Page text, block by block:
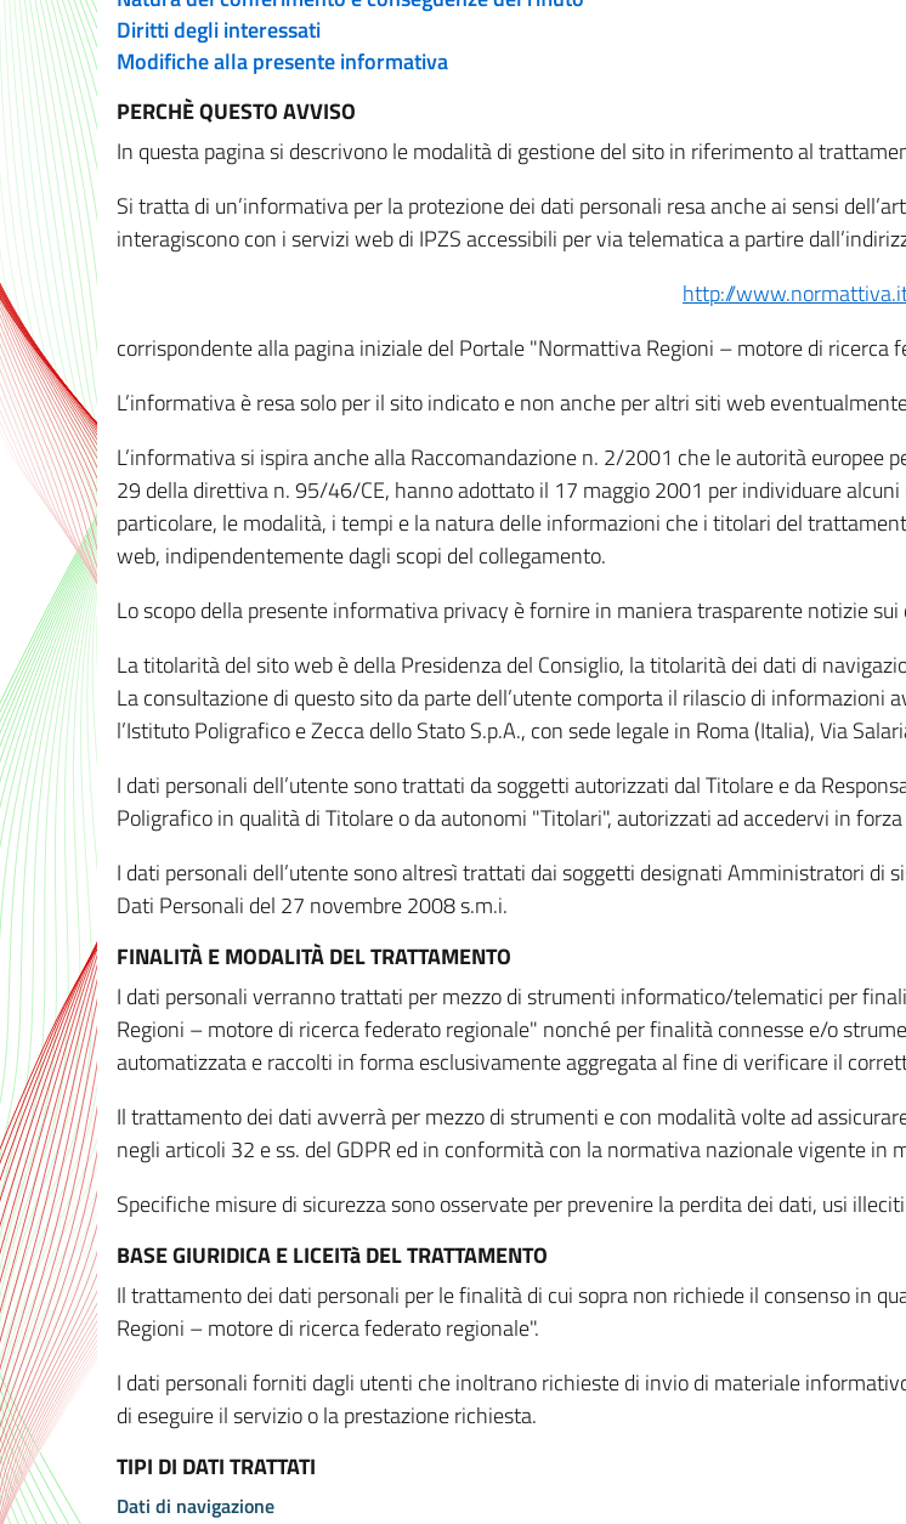
Diritti degli interessati
Modifiche alla presente informativa
PERCHÈ QUESTO AVVISO
In questa pagina si descrivono le modalità di gestione del sito in riferimento al
Si tratta di un’informativa per la protezione dei dati personali resa anche ai sensi
interagiscono con i servizi web di IPZS accessibili per via telematica a partire
http://
corrispondente alla pagina iniziale del Portale "Normattiva Regioni – motore di ricerca
L’informativa è resa solo per il sito indicato e non anche per altri siti web
L’informativa si ispira anche alla Raccomandazione n. 2/2001 che le autorità europee
29 della direttiva n. 95/46/CE, hanno adottato il 17 maggio 2001 per individuare
particolare, le modalità, i tempi e la natura delle informazioni che i titolari del
web, indipendentemente dagli scopi del collegamento.
Lo scopo della presente informativa privacy è fornire in maniera trasparente notizie
La titolarità del sito web è della Presidenza del Consiglio, la titolarità dei dati di
La consultazione di questo sito da parte dell’utente comporta il rilascio di
l’Istituto Poligrafico e Zecca dello Stato S.p.A., con sede legale in Roma (Italia), Via
I dati personali dell’utente sono trattati da soggetti autorizzati dal Titolare e da
Poligrafico in qualità di Titolare o da autonomi "Titolari", autorizzati ad accedervi in
I dati personali dell’utente sono altresì trattati dai soggetti designati Amministratori di
Dati Personali del 27 novembre 2008 s.m.i.
FINALITÀ E MODALITÀ DEL TRATTAMENTO
I dati personali verranno trattati per mezzo di strumenti informatico/telematici per
Regioni – motore di ricerca federato regionale" nonché per finalità connesse e/o
automatizzata e raccolti in forma esclusivamente aggregata al fine di verificare il
Il trattamento dei dati avverrà per mezzo di strumenti e con modalità volte ad
negli articoli 32 e ss. del GDPR ed in conformità con la normativa nazionale vigente in
Specifiche misure di sicurezza sono osservate per prevenire la perdita dei dati, usi
BASE GIURIDICA E LICEITà DEL TRATTAMENTO
Il trattamento dei dati personali per le finalità di cui sopra non richiede il consenso in
Regioni – motore di ricerca federato regionale".
I dati personali forniti dagli utenti che inoltrano richieste di invio di materiale
di eseguire il servizio o la prestazione richiesta.
TIPI DI DATI TRATTATI
Dati di navigazione